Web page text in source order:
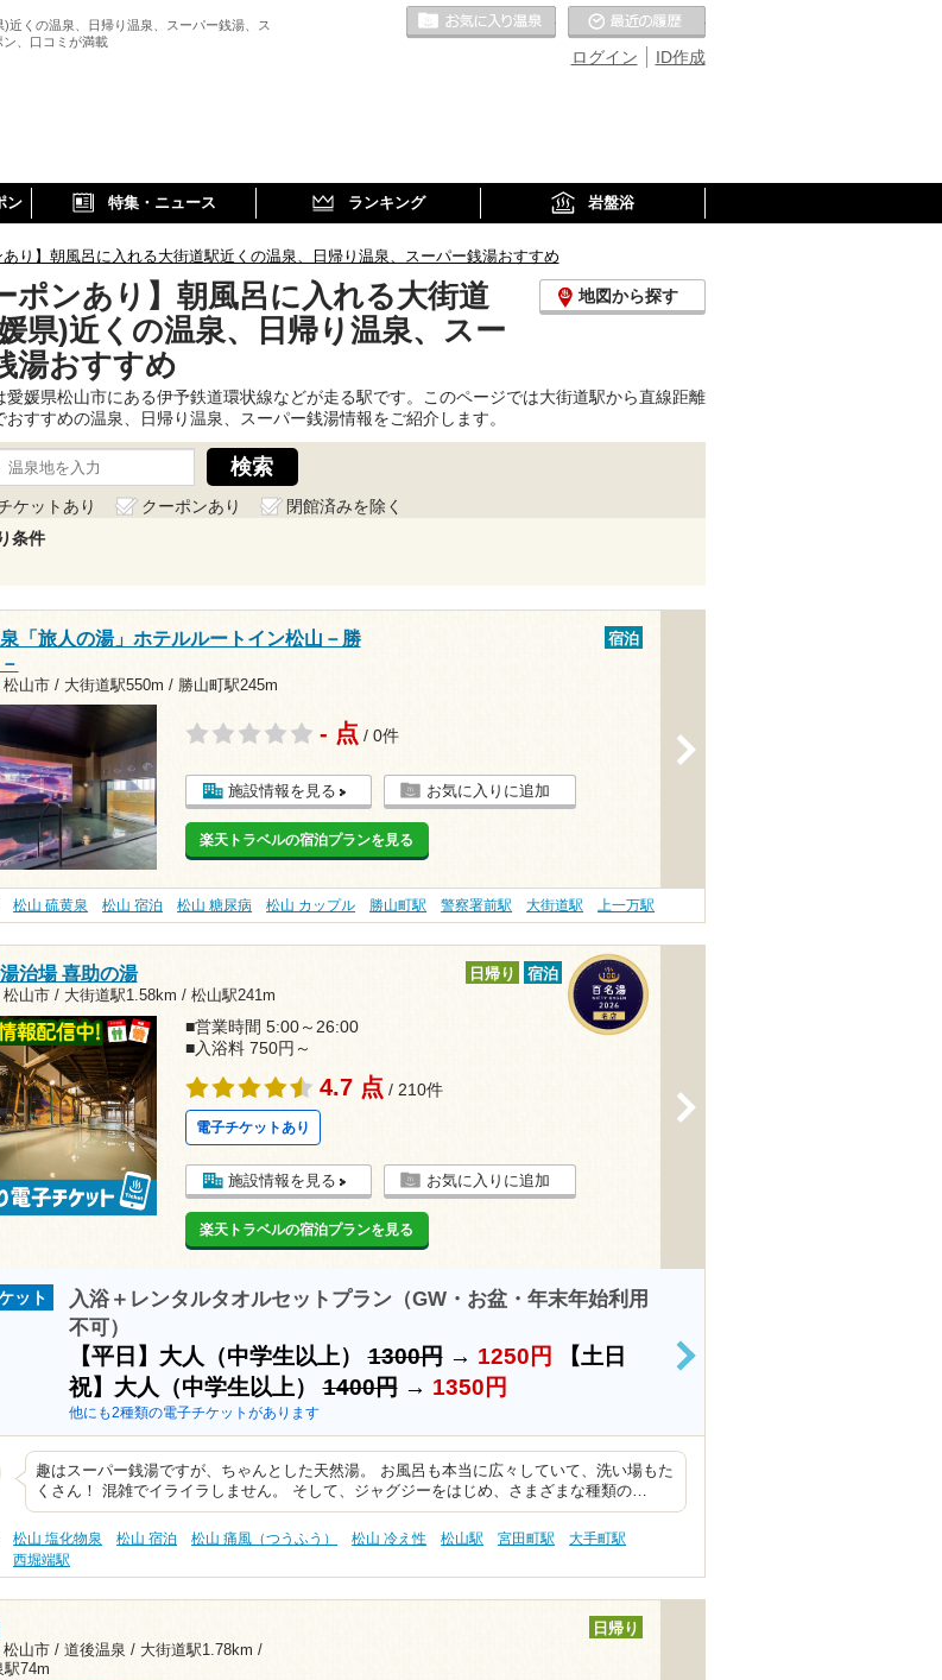
近くの温泉、日帰り温泉、スーパー銭湯、ス
、口コミが満載
ID作成
ログイン
お気に入りの温泉
ン 特集・ニュース ランキング 岩盤浴
あり】朝風呂に入れる大街道駅近くの温泉、日帰り温泉、スーパー銭湯おすすめ
ポンあり】朝風呂に入れる大街道
県)近くの温泉、日帰り温泉、スー
湯おすすめ
地図から探す
愛媛県松山市にある伊予鉄道環状線などが走る駅です。このページでは大街道駅から直線距離
おすすめの温泉、日帰り温泉、スーパー銭湯情報をご紹介します。
ケットあり クーポンあり
閉館済みを除く
条件
「旅人の湯」ホテルルートイン松山－勝
山市 / 大街道駅550m / 勝山町駅245m
宿泊
- 点 / 0件
施設情報を見る お気に入りに追加
楽天トラベルの宿泊プランを見る
松山 硫黄泉 松山 宿泊 松山 糖尿病 松山 カップル 勝山町駅 警察署前駅 大街道駅 上一万駅
治場 喜助の湯
山市 / 大街道駅1.58km / 松山駅241m
日帰り 宿泊
■営業時間 5:00～26:00
■入浴料 750円～
4.7 点 / 210件
電子チケットあり
施設情報を見る お気に入りに追加
楽天トラベルの宿泊プランを見る
ット
入浴＋レンタルタオルセットプラン（GW・お盆・年末年始利用
不可）
【平日】大人（中学生以上）1300円→ 1250円
【土日
祝】大人（中学生以上）1400円→ 1350円
他にも2種類の電子チケットがあります
>
趣はスーパー銭湯ですが、ちゃんとした天然湯。 お風呂も本当に広々していて、洗い場もた
くさん！ 混雑でイライラしません。 そして、ジャグジーをはじめ、さまざまな種類の…
松山 塩化物泉 松山 宿泊 松山 痛風（つうふう） 松山 冷え性 松山駅 宮田町駅
大手町駅
西堀端駅
山市 / 道後温泉 / 大街道駅1.78km /
駅74m
日帰り